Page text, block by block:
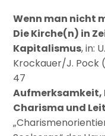
Wenn man nicht
Die Kirche(n) in
Kapitalismus, in:
Krockauer/J. Pock
47
Aufmerksamkeit,
Charisma und